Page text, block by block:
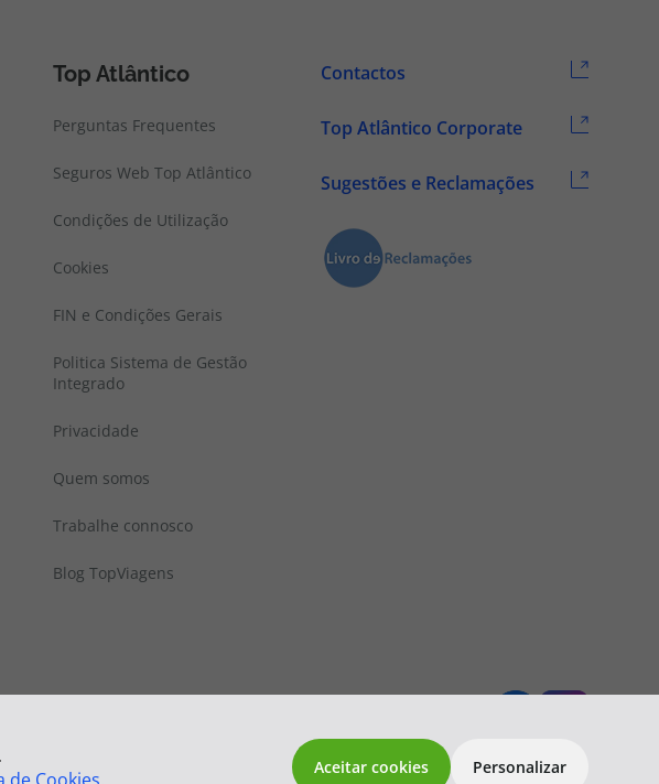
de Cookies Aceitar cookies Personalizar
Top Atlântico
Perguntas Frequentes
Seguros Web Top Atlântico
Condições de Utilização
Cookies
FIN e Condições Gerais
Politica Sistema de Gestão
Integrado
Privacidade
Quem somos
Trabalhe connosco
Blog TopViagens
Contactos
Top Atlântico Corporate
Sugestões e Reclamações